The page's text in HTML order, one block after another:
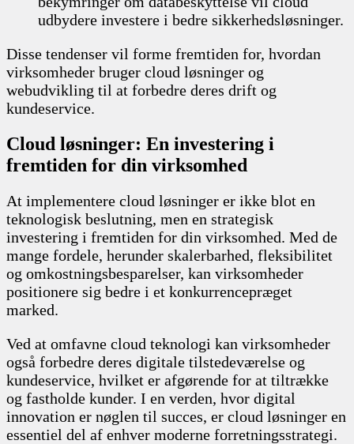
udbydere investere i bedre sikkerhedsløsninger.
Disse tendenser vil forme fremtiden for, hvordan
virksomheder bruger cloud løsninger og
webudvikling til at forbedre deres drift og
kundeservice.
Cloud løsninger: En investering i
fremtiden for din virksomhed
At implementere cloud løsninger er ikke blot en
teknologisk beslutning, men en strategisk
investering i fremtiden for din virksomhed. Med de
mange fordele, herunder skalerbarhed, fleksibilitet
og omkostningsbesparelser, kan virksomheder
positionere sig bedre i et konkurrencepræget
marked.
Ved at omfavne cloud teknologi kan virksomheder
også forbedre deres digitale tilstedeværelse og
kundeservice, hvilket er afgørende for at tiltrække
og fastholde kunder. I en verden, hvor digital
innovation er nøglen til succes, er cloud løsninger en
essentiel del af enhver moderne forretningsstrategi.